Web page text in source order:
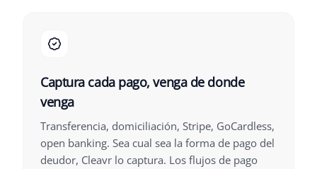
Captura cada pago, venga de donde
venga
Transferencia, domiciliación, Stripe, GoCardless,
open banking. Sea cual sea la forma de pago del
deudor, Cleavr lo captura. Los flujos de pago